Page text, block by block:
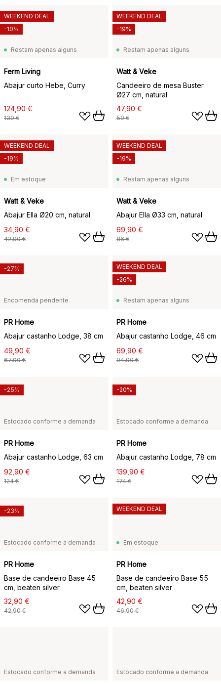
Restam apenas alguns
Ferm Living
Abajur curto Hebe, Curry
124,90 €
139 €
WEEKEND DEAL
-10%
Restam apenas alguns
Watt & Veke
Candeeiro de mesa Buster
Ø27 cm, natural
47,90 €
59 €
WEEKEND DEAL
-19%
Em estoque
Watt & Veke
Abajur Ella Ø20 cm, natural
34,90 €
42,90 €
WEEKEND DEAL
-19%
Restam apenas alguns
Watt & Veke
Abajur Ella Ø33 cm, natural
69,90 €
86 €
WEEKEND DEAL
-19%
Encomenda pendente
PR Home
Abajur castanho Lodge, 38 cm
49,90 €
67,90 €
-27%
Restam apenas alguns
PR Home
Abajur castanho Lodge, 46 cm
69,90 €
94,90 €
WEEKEND DEAL
-26%
Estocado conforme a demanda
PR Home
Abajur castanho Lodge, 63 cm
92,90 €
124 €
-25%
Estocado conforme a demanda
PR Home
Abajur castanho Lodge, 78 cm
139,90 €
174 €
-20%
Estocado conforme a demanda
PR Home
Base de candeeiro Base 45
cm, beaten silver
32,90 €
42,90 €
-23%
Em estoque
PR Home
Base de candeeiro Base 55
cm, beaten silver
42,90 €
46,90 €
WEEKEND DEAL
Estocado conforme a demanda Estocado conforme a demanda